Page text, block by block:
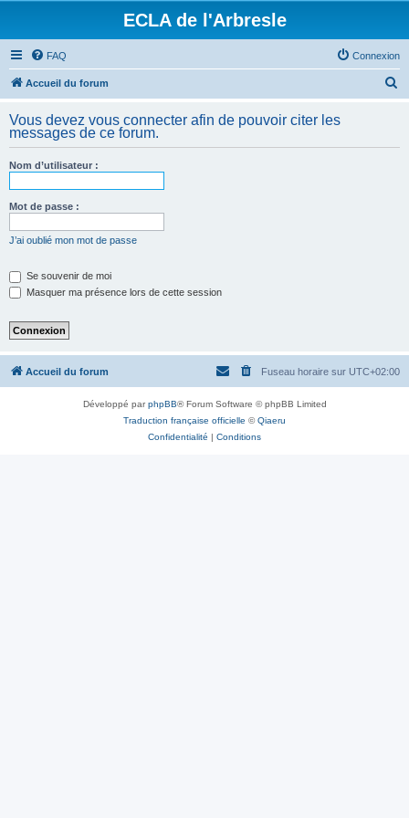
ECLA de l'Arbresle
FAQ Connexion
Accueil du forum
h
Vous devez vous connecter afin de pouvoir citer les
messages de ce forum.
Nom d’utilisateur :
Mot de passe :
J’ai oublié mon mot de passe
Se souvenir de moi
Masquer ma présence lors de cette session
Accueil du forum Fuseau horaire sur UTC+02:00
Développé parphpBB® Forum Software © phpBB Limited
Traduction française officielle ©Qiaeru
Confidentialité | Conditions